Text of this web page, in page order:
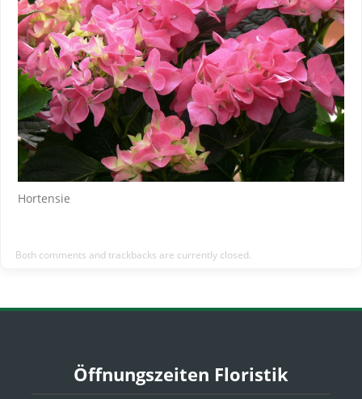
Hortensie
Both comments and trackbacks are currently closed.
Öffnungszeiten Floristik